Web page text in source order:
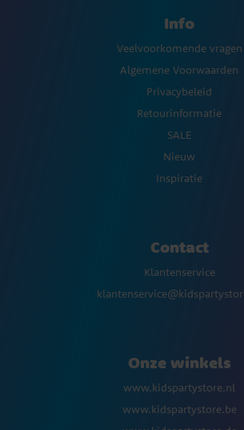
Info
Veelvoorkomende vragen
Algemene Voorwaarden
Privacybeleid
Retourinformatie
SALE
Nieuw
Inspiratie
Contact
Klantenservice
Onze winkels
www.kidspartystore.nl
www.kidspartystore.be